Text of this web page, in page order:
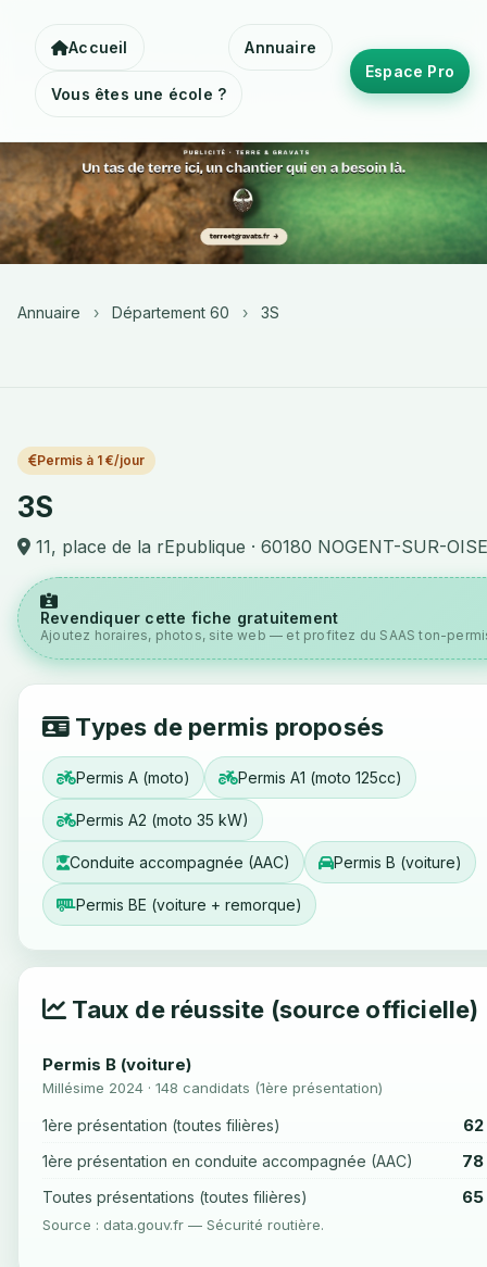
Accueil Annuaire
Vous êtes une école ?
Espace Pro
Annuaire › Département 60 › 3S
Permis à 1 €/jour
3S
11, place de la rEpublique · 60180 NOGENT-SUR-OISE
Revendiquer cette fiche gratuitement
Ajoutez horaires, photos, site web — et profitez du SAAS ton-
Types de permis proposés
Permis A (moto) Permis A1 (moto 125cc)
Permis A2 (moto 35 kW)
Conduite accompagnée (AAC) Permis B (voiture)
Permis BE (voiture + remorque)
Taux de réussite (source officielle)
Permis B (voiture)
Millésime 2024 · 148 candidats (1ère présentation)
1ère présentation (toutes filières)
1ère présentation en conduite accompagnée (AAC) 78
Toutes présentations (toutes filières) 65
Source : data.gouv.fr — Sécurité routière.